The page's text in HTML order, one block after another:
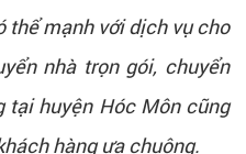
thể mạnh với dịch vụ cho
nhà trọn gói, chuyển
tại huyện Hóc Môn cũng
hàng ưa chuộng.